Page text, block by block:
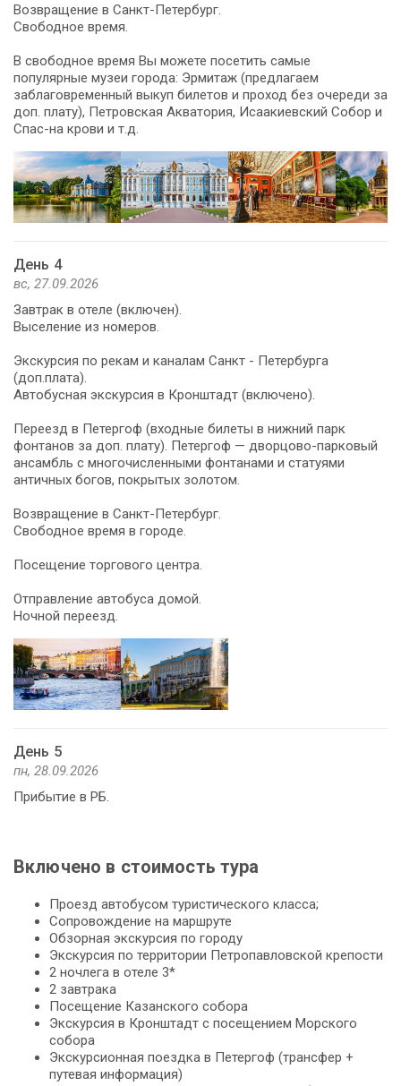
Возвращение в Санкт-Петербург.
Свободное время.
В свободное время Вы можете посетить самые
популярные музеи города: Эрмитаж (предлагаем
заблаговременный выкуп билетов и проход без очереди за
доп. плату), Петровская Акватория, Исаакиевский Собор и
Спас-на крови и т.д.
День 4
вс, 27.09.2026
Завтрак в отеле (включен).
Выселение из номеров.
Экскурсия по рекам и каналам Санкт - Петербурга
(доп.плата).
Автобусная экскурсия в Кронштадт (включено).
Переезд в Петергоф (входные билеты в нижний парк
фонтанов за доп. плату). Петергоф — дворцово-парковый
ансамбль с многочисленными фонтанами и статуями
античных богов, покрытых золотом.
Возвращение в Санкт-Петербург.
Свободное время в городе.
Посещение торгового центра.
Отправление автобуса домой.
Ночной переезд.
День 5
пн, 28.09.2026
Прибытие в РБ.
Включено в стоимость тура
Проезд автобусом туристического класса;
Сопровождение на маршруте
Обзорная экскурсия по городу
Экскурсия по территории Петропавловской крепости
2 ночлега в отеле 3*
2 завтрака
Посещение Казанского собора
Экскурсия в Кронштадт с посещением Морского
собора
Экскурсионная поездка в Петергоф (трансфер +
путевая информация)